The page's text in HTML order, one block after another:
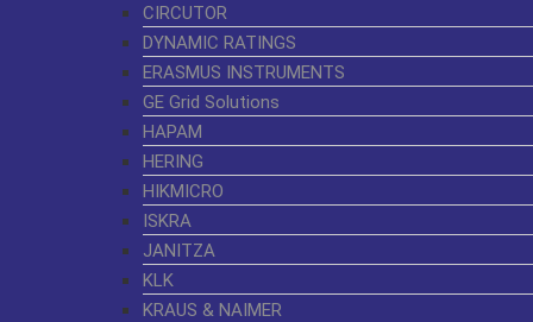
CIRCUTOR
DYNAMIC RATINGS
ERASMUS INSTRUMENTS
GE Grid Solutions
HAPAM
HERING
HIKMICRO
ISKRA
JANITZA
KLK
KRAUS & NAIMER